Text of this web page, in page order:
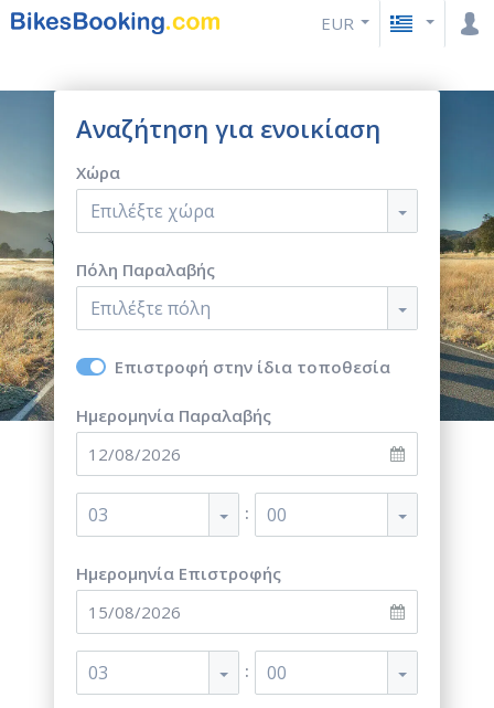
EUR
Αναζήτηση για ενοικίαση
Χώρα
Επιλέξτε χώρα
Πόλη Παραλαβής
Επιλέξτε πόλη
Επιστροφή στην ίδια τοποθεσία
Ημερομηνία Παραλαβής
03 : 00
Ημερομηνία Επιστροφής
03 : 00